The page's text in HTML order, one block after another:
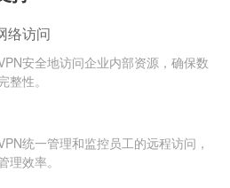
络访问
安全地访问企业内部资源，确保数
整性。
统一管理和监控员工的远程访问，
理效率。